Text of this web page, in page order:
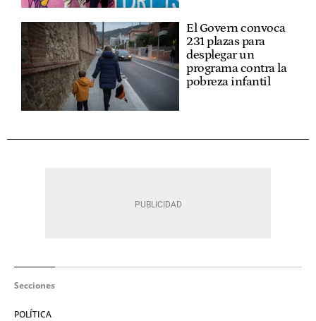
El Govern convoca
231 plazas para
desplegar un
programa contra la
pobreza infantil
Secciones
POLÍTICA